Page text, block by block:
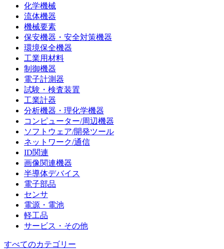
化学機械
流体機器
機械要素
保安機器・安全対策機器
環境保全機器
工業用材料
制御機器
電子計測器
試験・検査装置
工業計器
分析機器・理化学機器
コンピューター/周辺機器
ソフトウェア/開発ツール
ネットワーク/通信
ID関連
画像関連機器
半導体デバイス
電子部品
センサ
電源・電池
軽工品
サービス・その他
すべてのカテゴリー